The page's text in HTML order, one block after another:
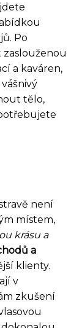
Po
a kaváren,
tělo,
není
místem,
krásu a
a
klienty.
v
zkušení